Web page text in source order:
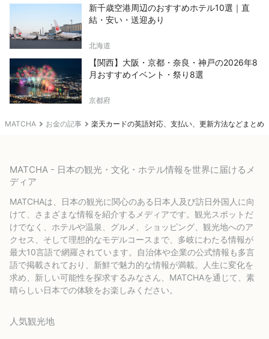
MATCHA お金の記事 楽天カードの英語対応、支払い、更新方法などまとめ
新千歳空港周辺のおすすめホテル10選｜直
結・安い・送迎あり
北海道
【関西】大阪・京都・奈良・神戸の2026年8
月おすすめイベント・祭り8選
京都府
MATCHA - 日本の観光・文化・ホテル情報を世界に届けるメ
ディア
MATCHAは、日本の観光に関心のある日本人及び訪日外国人に向
けて、さまざまな情報を紹介するメディアです。観光スポットだ
けでなく、ホテルや温泉、グルメ、ショッピング、観光地へのア
クセス、そして理想的なモデルコースまで、多岐にわたる情報が
最大10言語で網羅されています。自治体や企業の公式情報も多言
語で掲載されており、新鮮で魅力的な情報が満載。人生に変化を
求め、新しい可能性を探求するみなさん、MATCHAを通じて、素
晴らしい日本での体験をお楽しみください。
人気観光地